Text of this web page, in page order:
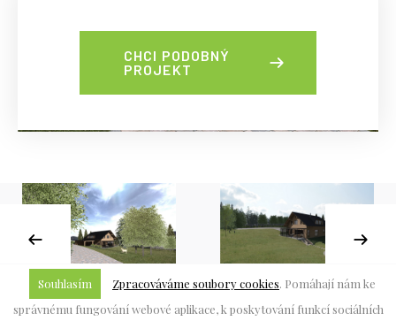
CHCI PODOBNÝ
PROJEKT
Souhlasím Zpracováváme soubory cookies. Pomáhají nám ke
správnému fungování webové aplikace, k poskytování funkcí sociálních